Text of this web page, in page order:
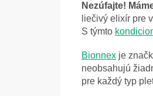
Nezúfajte!
liečivý elixír pre
S týmto
Bionnex je
neobsahujú
pre každý typ